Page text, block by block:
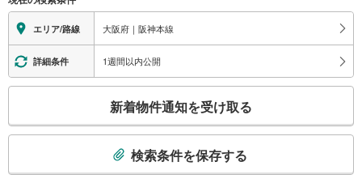
エリア/路線 大阪府｜阪神本線
詳細条件 1週間以内公開
検
新着物件通知を受け取る
検索条件を保存する